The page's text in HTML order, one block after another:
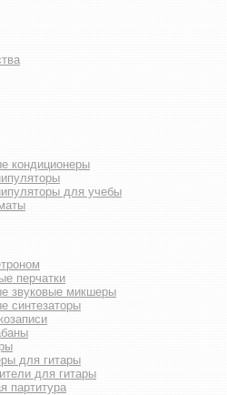
кондиционеры
для учебы
перчатки
звуковые микшеры
синтезаторы
для гитары
для гитары
партитура